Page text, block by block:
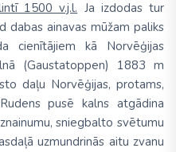
1500 v.j.l. Ja izdodas tur
dabas ainavas mūžam paliks
cienītājiem kā Norvēģijas
(Gaustatoppen) 1883 m
daļu Norvēģijas, protams,
pusē kalns atgādina
sniegbalto svētumu
uzmundrinās aitu zvanu